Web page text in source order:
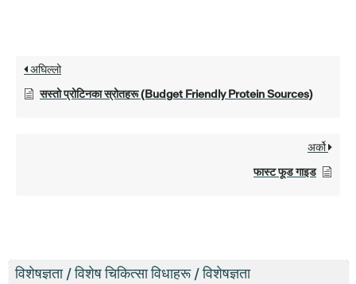
विशेषज्ञता / विशेष चिकित्सा विधाहरू / विशेषज्ञता
अघिल्लो
सस्तो प्रोटिनका स्रोतहरू (Budget Friendly Protein Sources)
अर्को
फास्ट फूड गाइड